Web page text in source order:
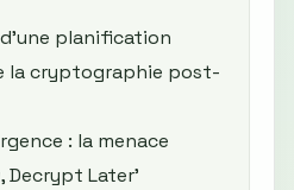
planification
la cryptographie post-
: la menace
Decrypt Later'